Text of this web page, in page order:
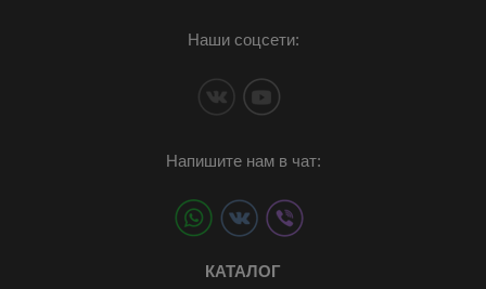
Наши соцсети:
Напишите нам в чат:
КАТАЛОГ